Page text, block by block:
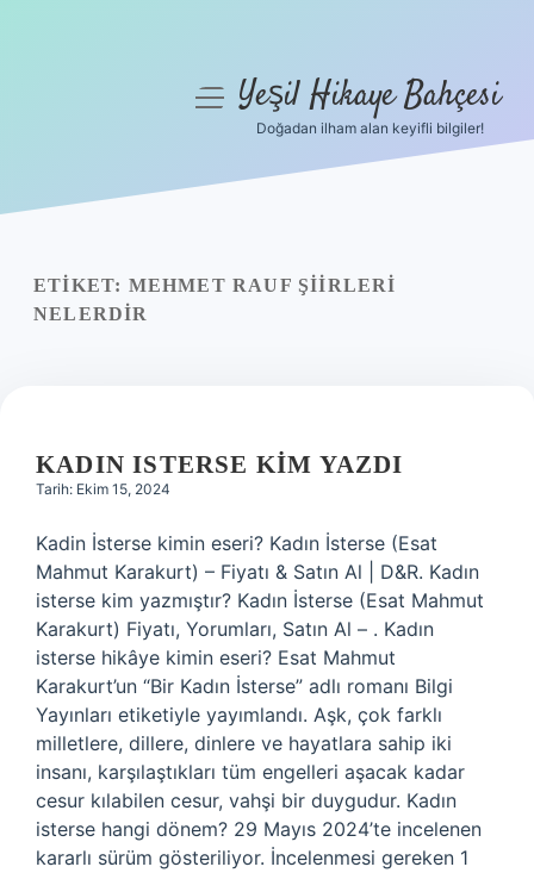
Yasal Uyarı
menüyüYeşil Hikaye Bahçesi
Doğadan ilham alan keyifli bilgiler!
ETIKET: MEHMET RAUF ŞIIRLERI
NELERDIR
KADIN ISTERSE KIM YAZDI
Tarih: Ekim 15, 2024
Kadin İsterse kimin eseri? Kadın İsterse (Esat
Mahmut Karakurt) – Fiyatı & Satın Al | D&R. Kadın
isterse kim yazmıştır? Kadın İsterse (Esat Mahmut
Karakurt) Fiyatı, Yorumları, Satın Al – . Kadın
isterse hikâye kimin eseri? Esat Mahmut
Karakurt’un “Bir Kadın İsterse” adlı romanı Bilgi
Yayınları etiketiyle yayımlandı. Aşk, çok farklı
milletlere, dillere, dinlere ve hayatlara sahip iki
insanı, karşılaştıkları tüm engelleri aşacak kadar
cesur kılabilen cesur, vahşi bir duygudur. Kadın
isterse hangi dönem? 29 Mayıs 2024’te incelenen
kararlı sürüm gösteriliyor. İncelenmesi gereken 1